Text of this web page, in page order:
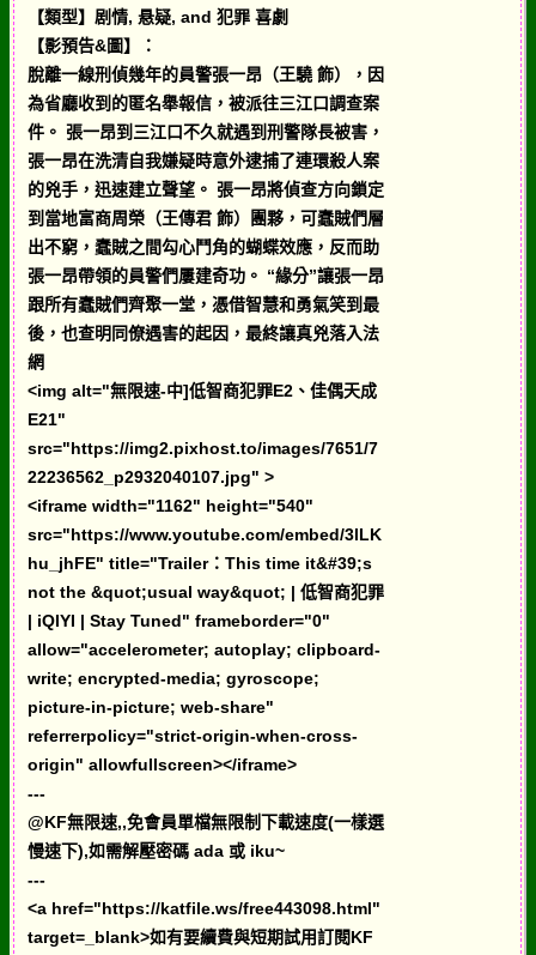
【類型】剧情, 悬疑, and 犯罪 喜劇
【影預告&圖】：
脫離一線刑偵幾年的員警張一昂（王驍 飾），因
為省廳收到的匿名舉報信，被派往三江口調查案
件。 張一昂到三江口不久就遇到刑警隊長被害，
張一昂在洗清自我嫌疑時意外逮捕了連環殺人案
的兇手，迅速建立聲望。 張一昂將偵查方向鎖定
到當地富商周榮（王傳君 飾）團夥，可蠢賊們層
出不窮，蠢賊之間勾心鬥角的蝴蝶效應，反而助
張一昂帶領的員警們屢建奇功。 “緣分”讓張一昂
跟所有蠢賊們齊聚一堂，憑借智慧和勇氣笑到最
後，也查明同僚遇害的起因，最終讓真兇落入法
網
<img alt="無限速-中]低智商犯罪E2、佳偶天成
E21"
src="https://img2.pixhost.to/images/7651/7
22236562_p2932040107.jpg" >
<iframe width="1162" height="540"
src="https://www.youtube.com/embed/3lLK
hu_jhFE" title="Trailer：This time it&#39;s
not the &quot;usual way&quot; | 低智商犯罪
| iQIYI | Stay Tuned" frameborder="0"
allow="accelerometer; autoplay; clipboard-
write; encrypted-media; gyroscope;
picture-in-picture; web-share"
referrerpolicy="strict-origin-when-cross-
origin" allowfullscreen></iframe>
---
@KF無限速,,免會員單檔無限制下載速度(一樣選
慢速下),如需解壓密碼 ada 或 iku~
---
<a href="https://katfile.ws/free443098.html"
target=_blank>如有要續費與短期試用訂閱KF